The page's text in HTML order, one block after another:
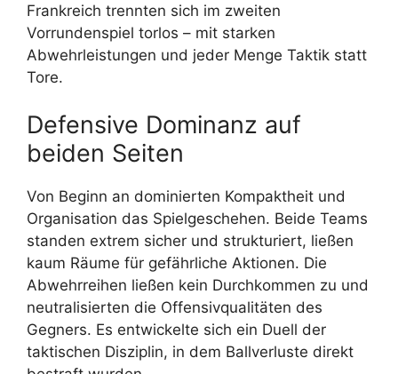
Frankreich trennten sich im zweiten
Vorrundenspiel torlos – mit starken
Abwehrleistungen und jeder Menge Taktik statt
Tore.
Defensive Dominanz auf
beiden Seiten
Von Beginn an dominierten Kompaktheit und
Organisation das Spielgeschehen. Beide Teams
standen extrem sicher und strukturiert, ließen
kaum Räume für gefährliche Aktionen. Die
Abwehrreihen ließen kein Durchkommen zu und
neutralisierten die Offensivqualitäten des
Gegners. Es entwickelte sich ein Duell der
taktischen Disziplin, in dem Ballverluste direkt